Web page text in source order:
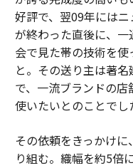
好評で、翌09年には
が終わった直後に、
会で見た帯の技術を使
と。その送り主は著
で、一流ブランドの
使いたいとのことでし
その依頼をきっかけ
り組む。織幅を約5倍